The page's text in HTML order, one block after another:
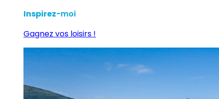
Inspirez-moi
Gagnez vos loisirs !